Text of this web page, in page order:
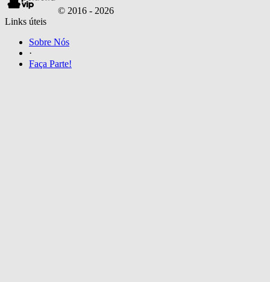
© 2016 - 2026
Links úteis
Sobre Nós
·
Faça Parte!